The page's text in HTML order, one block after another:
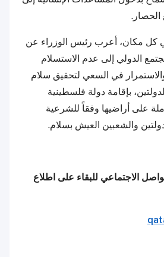
كل مكان، أعرب رئيس الوزراء عن
الدولي إلى عدم الاستسلام
في السعي لتحقيق سلام
بإقامة دولة فلسطينية
على أراضيها وفقاً للشرعية
والشعبين العيش بسلام.
الاجتماعي للبقاء على اطلاع